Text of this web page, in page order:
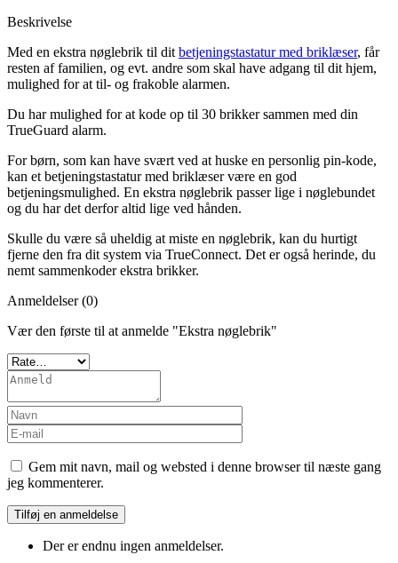
Beskrivelse
Med en ekstra nøglebrik til dit betjeningstastatur med briklæser, får
resten af familien, og evt. andre som skal have adgang til dit hjem,
mulighed for at til- og frakoble alarmen.
Du har mulighed for at kode op til 30 brikker sammen med din
TrueGuard alarm.
For børn, som kan have svært ved at huske en personlig pin-kode,
kan et betjeningstastatur med briklæser være en god
betjeningsmulighed. En ekstra nøglebrik passer lige i nøglebundet
og du har det derfor altid lige ved hånden.
Skulle du være så uheldig at miste en nøglebrik, kan du hurtigt
fjerne den fra dit system via TrueConnect. Det er også herinde, du
nemt sammenkoder ekstra brikker.
Anmeldelser (0)
Vær den første til at anmelde "Ekstra nøglebrik"
Gem mit navn, mail og websted i denne browser til næste gang
jeg kommenterer.
Der er endnu ingen anmeldelser.